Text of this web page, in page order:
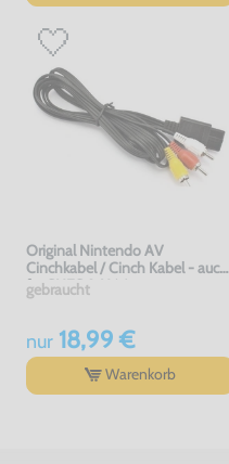
Original Nintendo AV
Cinchkabel / Cinch Kabel - auch
für SNES & N64
gebraucht
nur18,99 €
Warenkorb